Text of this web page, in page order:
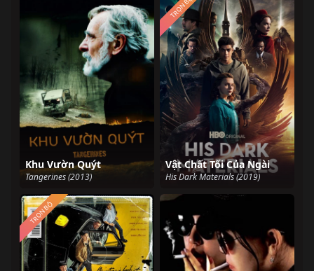
Khu Vườn Quýt
Tangerines (2013)
Vật Chất Tối Của Ngài
His Dark Materials (2019)
TRỌN BỘ
TRỌN BỘ